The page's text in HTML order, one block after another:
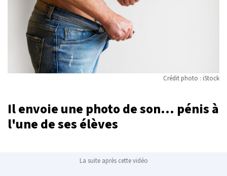
Crédit photo : iStock
Il envoie une photo de son... pénis à
l'une de ses élèves
La suite après cette vidéo